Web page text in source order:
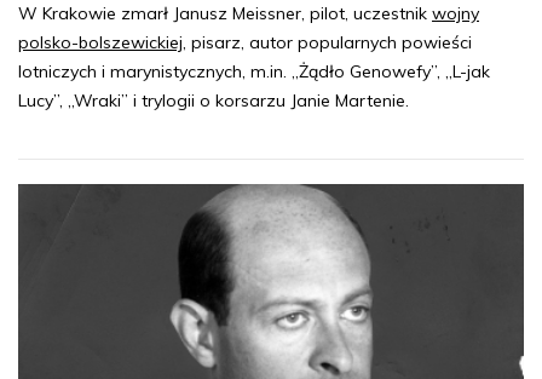
W Krakowie zmarł Janusz Meissner, pilot, uczestnik wojny
polsko-bolszewickiej , pisarz, autor popularnych powieści
lotniczych i marynistycznych, m.in. „Żądło Genowefy”, „L-jak
Lucy”, „Wraki” i trylogii o korsarzu Janie Martenie.